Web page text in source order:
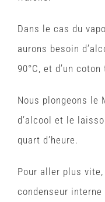
Dans le cas du
aurons besoin
90°C, et d’un coton
Nous plongeons le
d’alcool et le
quart d’heure.
Pour aller plus
condenseur